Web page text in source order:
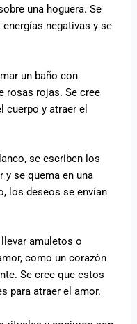
una hoguera. Se
negativas y se
un baño con
rosas rojas. Se cree
cuerpo y atraer el
se escriben los
y se quema en una
los deseos se envían
amuletos o
como un corazón
Se cree que estos
para atraer el amor.